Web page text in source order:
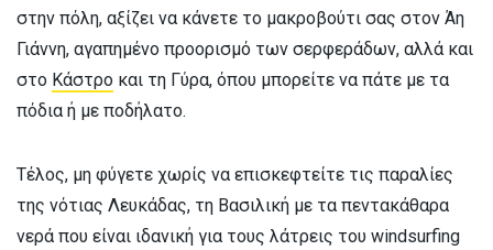
στην πόλη, αξίζει να κάνετε το μακροβούτι σας στον Άη
Γιάννη, αγαπημένο προορισμό των σερφεράδων, αλλά και
στο Κάστρο και τη Γύρα, όπου μπορείτε να πάτε με τα
πόδια ή με ποδήλατο.
Τέλος, μη φύγετε χωρίς να επισκεφτείτε τις παραλίες
της νότιας Λευκάδας, τη Βασιλική με τα πεντακάθαρα
νερά που είναι ιδανική για τους λάτρεις του windsurfing